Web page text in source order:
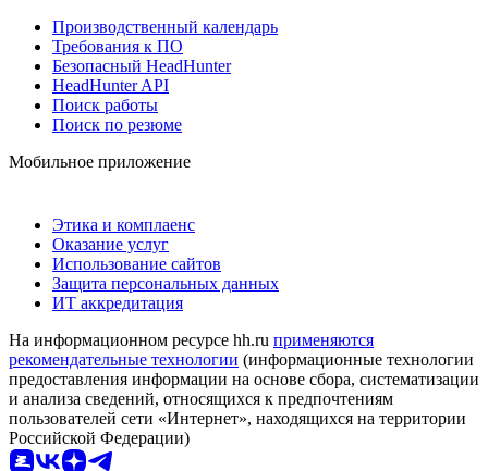
Производственный календарь
Требования к ПО
Безопасный HeadHunter
HeadHunter API
Поиск работы
Поиск по резюме
Мобильное приложение
Этика и комплаенс
Оказание услуг
Использование сайтов
Защита персональных данных
ИТ аккредитация
На информационном ресурсе hh.ru применяются
рекомендательные технологии (информационные технологии
предоставления информации на основе сбора, систематизации
и анализа сведений, относящихся к предпочтениям
пользователей сети «Интернет», находящихся на территории
Российской Федерации)